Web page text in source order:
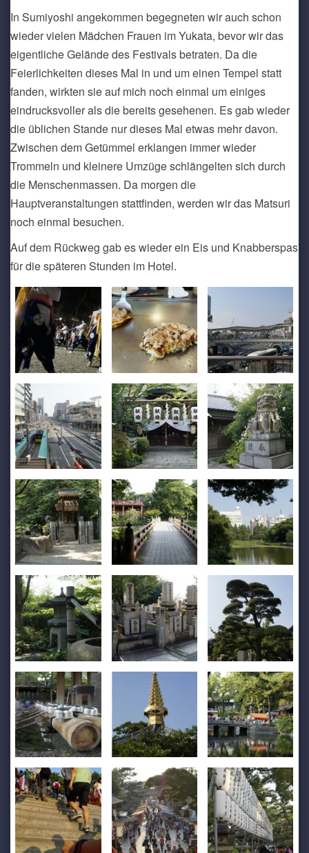
In Sumiyoshi angekommen begegneten wir auch schon
wieder vielen Mädchen Frauen im Yukata, bevor wir das
eigentliche Gelände des Festivals betraten. Da die
Feierlichkeiten dieses Mal in und um einen Tempel statt
fanden, wirkten sie auf mich noch einmal um einiges
eindrucksvoller als die bereits gesehenen. Es gab wieder
die üblichen Stande nur dieses Mal etwas mehr davon.
Zwischen dem Getümmel erklangen immer wieder
Trommeln und kleinere Umzüge schlängelten sich durch
die Menschenmassen. Da morgen die
Hauptveranstaltungen stattfinden, werden wir das Matsuri
noch einmal besuchen.
Auf dem Rückweg gab es wieder ein Eis und Knabberspas
für die späteren Stunden im Hotel.